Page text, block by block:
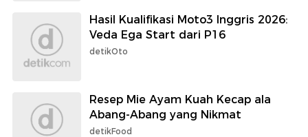
Hasil Kualifikasi Moto3 Inggris 2026:
Veda Ega Start dari P16
detikOto
Resep Mie Ayam Kuah Kecap ala
Abang-Abang yang Nikmat
detikFood